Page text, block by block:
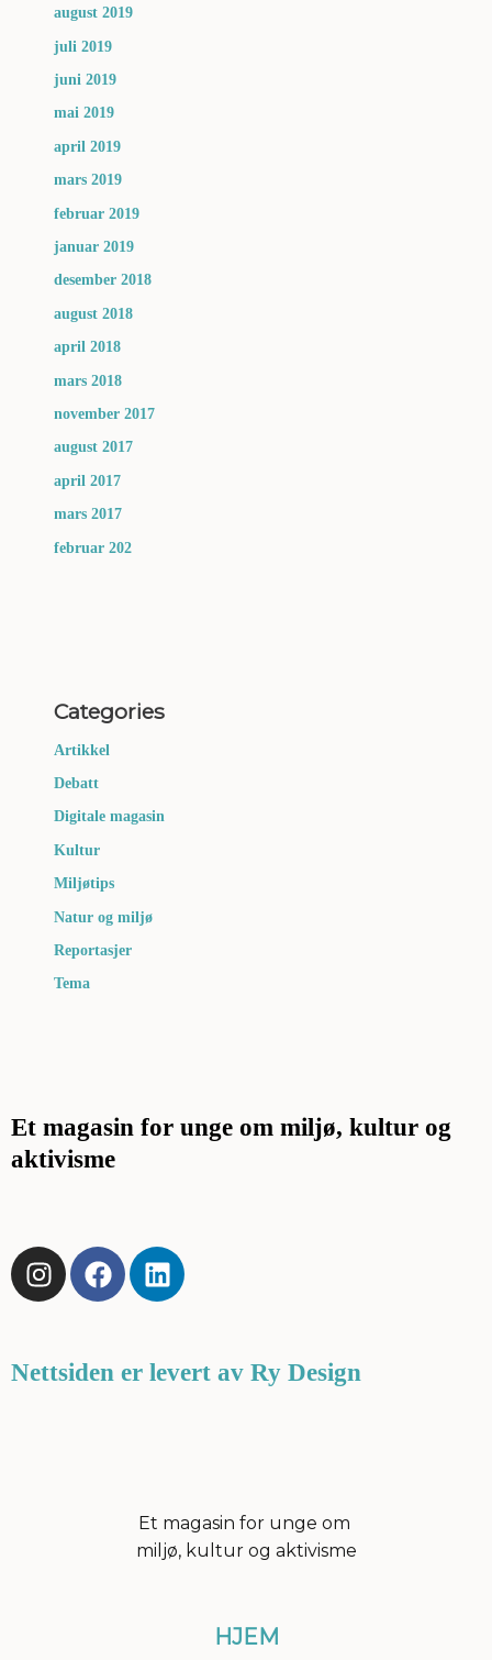
august 2019
juli 2019
juni 2019
mai 2019
april 2019
mars 2019
februar 2019
januar 2019
desember 2018
august 2018
april 2018
mars 2018
november 2017
august 2017
april 2017
mars 2017
februar 202
Categories
Artikkel
Debatt
Digitale magasin
Kultur
Miljøtips
Natur og miljø
Reportasjer
Tema
Et magasin for unge om miljø, kultur og
aktivisme
I
n
a
F
a
b
L
i
e
Nettsiden er levert av Ry Design
Et magasin for unge om
miljø, kultur og aktivisme
HJEM